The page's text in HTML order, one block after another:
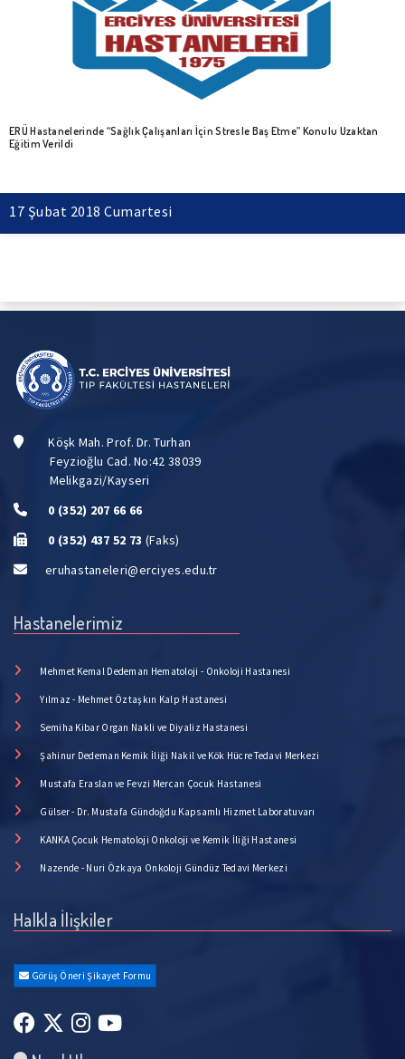
ERÜ Hastanelerinde “Sağlık Çalışanları İçin Stresle Baş Etme” Konulu Uzaktan
Eğitim Verildi
17 Şubat 2018 Cumartesi
Köşk Mah. Prof. Dr. Turhan
Feyzioğlu Cad. No:42 38039
Melikgazi/Kayseri
0 (352) 207 66 66
0 (352) 437 52 73 (Faks)
eruhastaneleri@erciyes.edu.tr
Hastanelerimiz
Mehmet Kemal Dedeman Hematoloji - Onkoloji Hastanesi
Yılmaz - Mehmet Öztaşkın Kalp Hastanesi
Semiha Kibar Organ Nakli ve Diyaliz Hastanesi
Şahinur Dedeman Kemik İliği Nakil ve Kök Hücre Tedavi Merkezi
Mustafa Eraslan ve Fevzi Mercan Çocuk Hastanesi
Gülser - Dr. Mustafa Gündoğdu Kapsamlı Hizmet Laboratuvarı
KANKA Çocuk Hematoloji Onkoloji ve Kemik İliği Hastanesi
Nazende - Nuri Özkaya Onkoloji Gündüz Tedavi Merkezi
Halkla İlişkiler
Görüş Öneri Şikayet Formu